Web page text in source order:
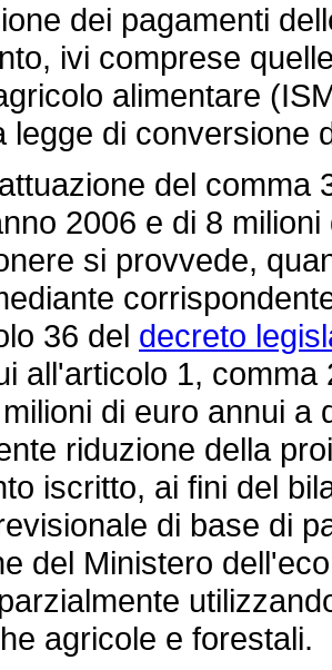
dei pagamenti
ivi comprese
alimentare
legge di conversione
del comma
2006 e di 8
si provvede,
36 del decreto
all'articolo 1,
di euro annui
riduzione della
iscritto, ai fini del
di base di
del Ministero
agricole e forestali.